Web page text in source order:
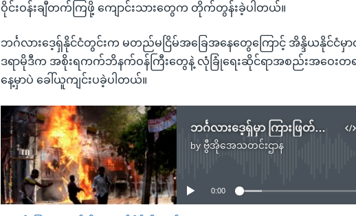
ဝိုင်းဝန်းချီတက်ကြဖို့ ကျောင်းသားတွေက တိုက်တွန်းခဲ့ပါတယ်။
ဘင်္ဂလားဒေ့ရှ်နိုင်ငံတွင်းက မတည်မငြိမ်အခြေအနေတွေကြောင့် အိန္ဒိယနိုင်ငံမှာ
ဒရာမိုဒီက အစိုးရကက်ဘိနက်ဝန်ကြီးတွေနဲ့ လုံခြုံရေးဆိုင်ရာအစည်းအဝေး
နေ့မှာပဲ ခေါ်ယူကျင်းပခဲ့ပါတယ်။
ဘင်္ဂလားဒေ့ရှ်မှာ ကြားဖြတ်အစိုးရဖွဲ့ဖို့ကြေညာမှု ကန်ကြိုဆို
byဗွီအိုအေသတင်းဌာန
No media source currently available
0:00